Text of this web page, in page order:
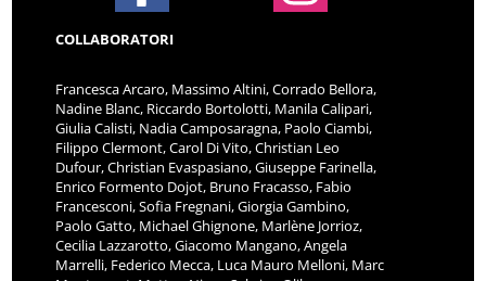
COLLABORATORI
Francesca Arcaro, Massimo Altini, Corrado Bellora,
Nadine Blanc, Riccardo Bortolotti, Manila Calipari,
Giulia Calisti, Nadia Camposaragna, Paolo Ciambi,
Filippo Clermont, Carol Di Vito, Christian Leo
Dufour, Christian Evaspasiano, Giuseppe Farinella,
Enrico Formento Dojot, Bruno Fracasso, Fabio
Francesconi, Sofia Fregnani, Giorgia Gambino,
Paolo Gatto, Michael Ghignone, Marlène Jorrioz,
Cecilia Lazzarotto, Giacomo Mangano, Angela
Marrelli, Federico Mecca, Luca Mauro Melloni, Marc